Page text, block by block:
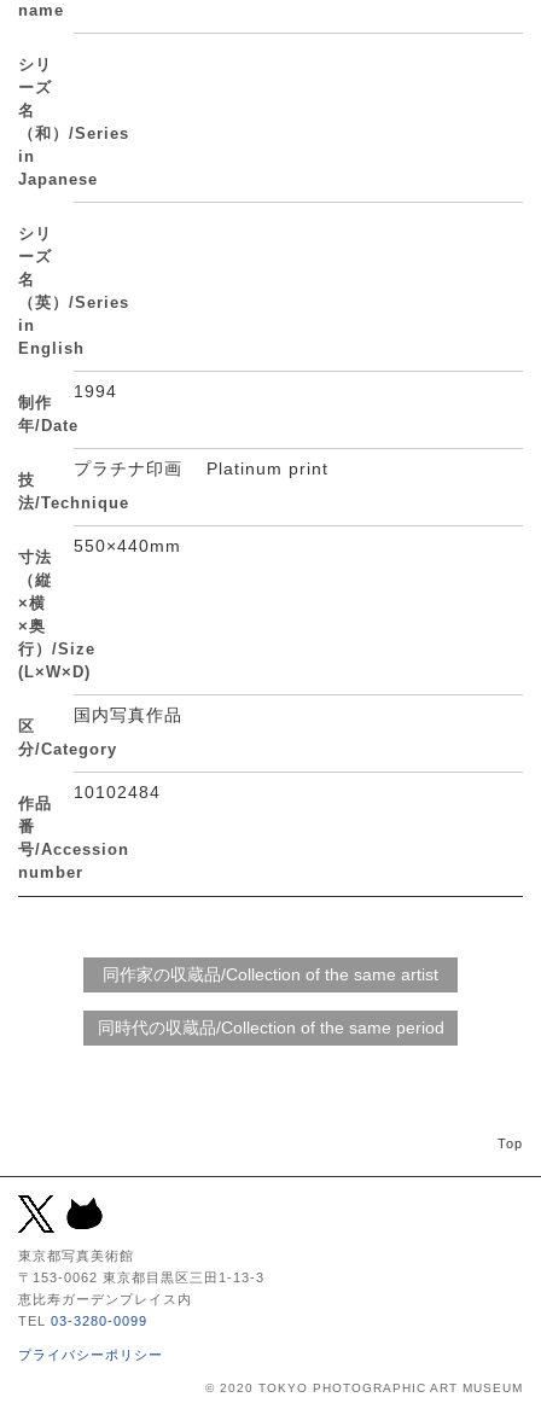
name
シリ
ーズ
名
（和）/Series
in
Japanese
シリ
ーズ
名
（英）/Series
in
English
制作
年/Date
1994
技
法/Technique
プラチナ印画 Platinum print
寸法
（縦
×横
×奥
行）/Size
(L×W×D)
550×440mm
区
分/Category
国内写真作品
作品
番
号/Accession
number
10102484
Top
東京都写真美術館
〒153-0062 東京都目黒区三田1-13-3
恵比寿ガーデンプレイス内
TEL 03-3280-0099
プライバシーポリシー
© 2020 TOKYO PHOTOGRAPHIC ART MUSEUM